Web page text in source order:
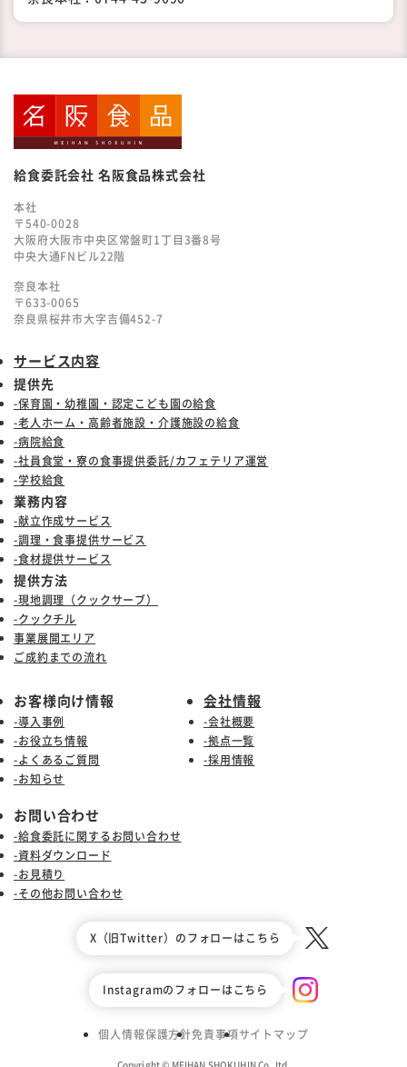
給食委託会社 名阪食品株式会社
本社
〒540-0028
大阪府大阪市中央区常盤町1丁目3番8号
中央大通FNビル22階
奈良本社
〒633-0065
奈良県桜井市大字吉備452-7
サービス内容
提供先
-保育園・幼稚園・認定こども園の給食
-老人ホーム・高齢者施設・介護施設の給食
-病院給食
-社員食堂・寮の食事提供委託/カフェテリア運営
-学校給食
業務内容
-献立作成サービス
-調理・食事提供サービス
-食材提供サービス
提供方法
-現地調理（クックサーブ）
-クックチル
事業展開エリア
ご成約までの流れ
お客様向け情報
-導入事例
-お役立ち情報
-よくあるご質問
-お知らせ
会社情報
-会社概要
-拠点一覧
-採用情報
お問い合わせ
-給食委託に関するお問い合わせ
-資料ダウンロード
-お見積り
-その他お問い合わせ
X（旧Twitter）のフォローはこちら
Instagramのフォローはこちら
個人情報保護方針免責事項サイトマップ